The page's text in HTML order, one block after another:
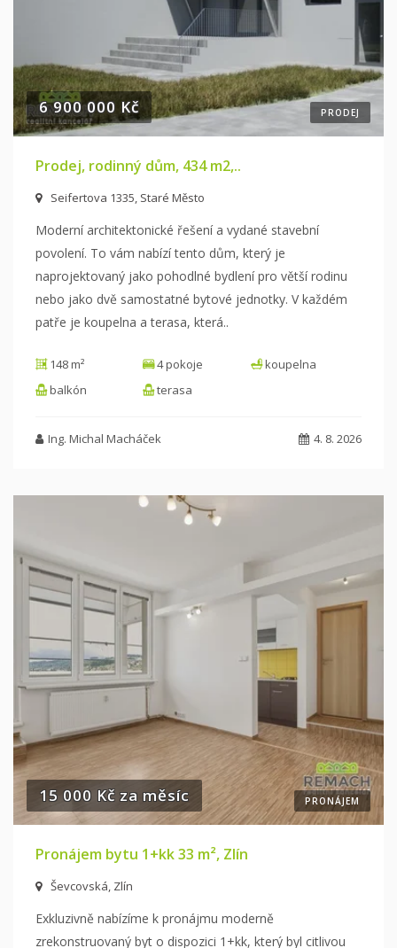
PRODEJ
6 900 000 Kč
Prodej, rodinný dům, 434 m2,..
Seifertova 1335, Staré Město
Moderní architektonické řešení a vydané stavební
povolení. To vám nabízí tento dům, který je
naprojektovaný jako pohodlné bydlení pro většírodinu
nebo jako dvě samostatné bytové jednotky. V každém
patře je koupelna a terasa, která..
148 m² 4 pokoje
koupelna
balkón
terasa
Ing. Michal Macháček 4. 8. 2026
PRONÁJEM
15 000 Kč za měsíc
Pronájem bytu 1+kk 33 m², Zlín
Ševcovská, Zlín
Exkluzivně nabízíme k pronájmu moderně
zrekonstruovaný byt o dispozici 1+kk, který byl citlivou